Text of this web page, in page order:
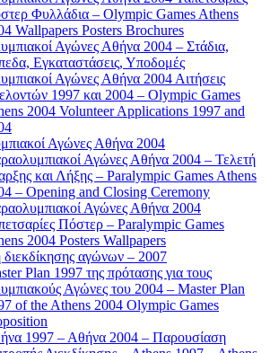
Φυλλάδια – Olympic Games Athens
Wallpapers Posters Brochures
Αγώνες Αθήνα 2004 – Στάδια,
Εγκαταστάσεις, Υποδομές
Αγώνες Αθήνα 2004 Αιτήσεις
1997 και 2004 – Olympic Games
2004 Volunteer Applications 1997 and
Αγώνες Αθήνα 2004
Αγώνες Αθήνα 2004 – Τελετή
και Λήξης – Paralympic Games Athens
– Opening and Closing Ceremony
Αγώνες Αθήνα 2004
Πόστερ – Paralympic Games
2004 Posters Wallpapers
διεκδίκησης αγώνων – 2007
Plan 1997 της πρότασης για τους
Αγώνες του 2004 – Master Plan
of the Athens 2004 Olympic Games
1997 – Αθήνα 2004 – Παρουσίαση